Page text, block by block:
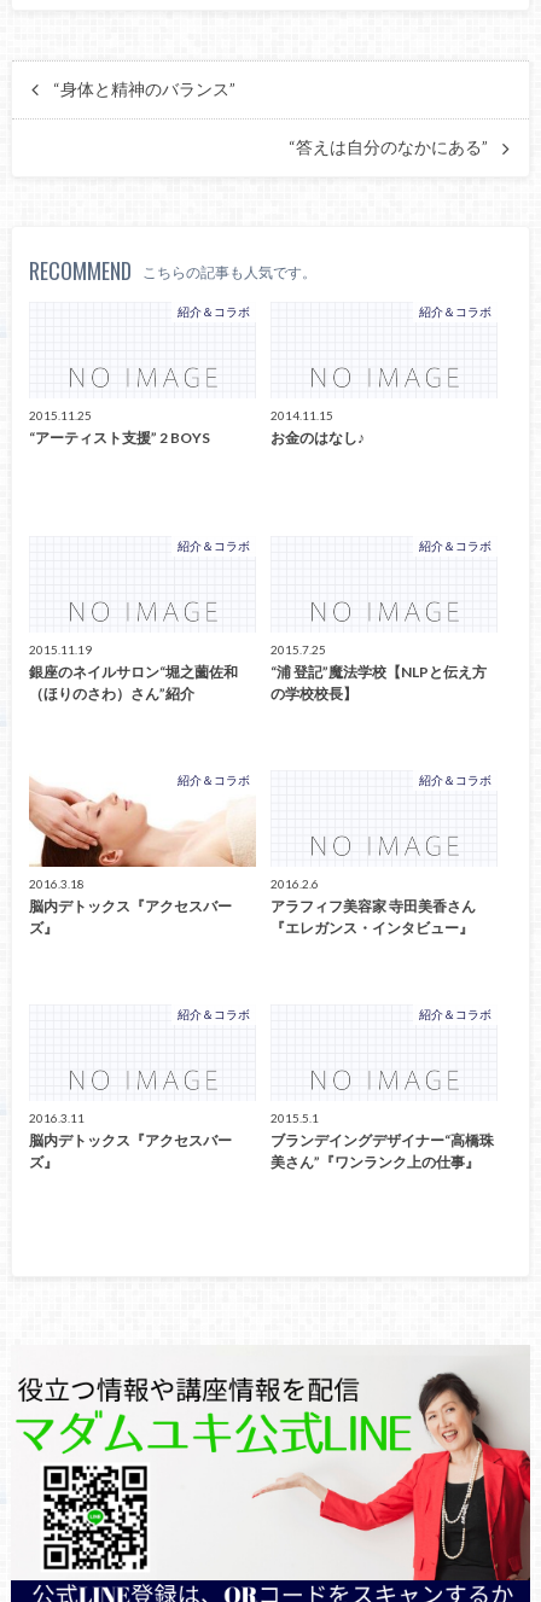
“身体と精神のバランス”
“答えは自分のなかにある”
RECOMMEND こちらの記事も人気です。
紹介＆コラボ
2015.11.25
“アーティスト支援” 2 BOYS
紹介＆コラボ
2014.11.15
お金のはなし♪
紹介＆コラボ
2015.11.19
銀座のネイルサロン“堀之薗佐和
（ほりのさわ）さん”紹介
紹介＆コラボ
2015.7.25
“浦 登記”魔法学校【NLPと伝え方
の学校校長】
紹介＆コラボ
2016.3.18
脳内デトックス『アクセスバー
ズ』
紹介＆コラボ
2016.2.6
アラフィフ美容家 寺田美香さん
『エレガンス・インタビュー』
紹介＆コラボ
2016.3.11
脳内デトックス『アクセスバー
ズ』
紹介＆コラボ
2015.5.1
ブランデイングデザイナー“高橋珠
美さん”『ワンランク上の仕事』